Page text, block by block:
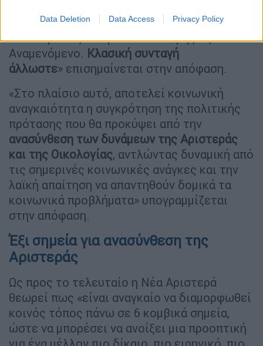
Data Deletion Data Access Privacy Policy
συγκεκριμένο σε κομβικά ζητήματα, που
ενδεχομένως να προκαλούσαν ρήξεις.
Αναμενόμενο. Κλασική συνταγή
άλλωστε» επισημαίνεται στην απόφαση.
«Στο πλαίσιο αυτό, αποτελεί κοινωνική
αναγκαιότητα η συγκρότηση της πολιτικής
πρότασης που θα προκύψει από την
ανασύνθεση των δυνάμεων της Αριστεράς
και της Οικολογίας, αντλώντας δυναμική από
τις σημερινές κοινωνικές ανάγκες και την
λαϊκή απαίτηση να απαντηθούν δομικά τα
κοινωνικά προβλήματα» υπογραμμίζεται
στην απόφαση.
Έξι σημεία για ανασύνθεση της
Αριστεράς
Ως προς το τελευταίο η Νέα Αριστερά
θεωρεί πως «είναι αναγκαίο να διαμορφωθεί
κοινός τόπος πάνω σε 6 κομβικά σημεία,
ώστε να μπορέσει να ανοίξει μια προοπτική